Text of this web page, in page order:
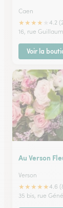
Caen
★★★★
4.2
16, rue
Voir la
Au Verson
Verson
★★★★★4.6
35 bis, rue